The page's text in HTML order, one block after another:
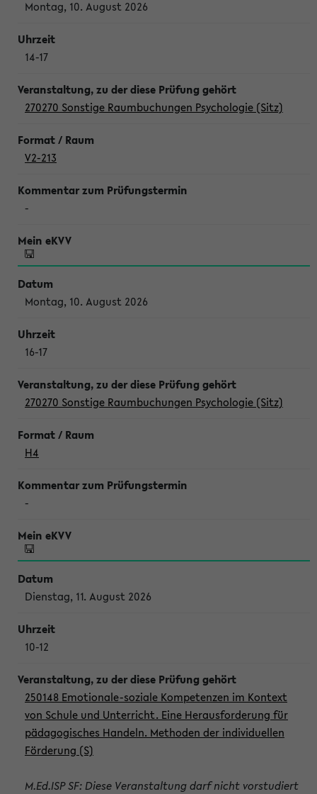
Montag, 10. August 2026
14-17
270270 Sonstige Raumbuchungen Psychologie (Sitz)
V2-213
-
Montag, 10. August 2026
16-17
270270 Sonstige Raumbuchungen Psychologie (Sitz)
H4
-
Dienstag, 11. August 2026
10-12
250148 Emotionale-soziale Kompetenzen im Kontext
von Schule und Unterricht. Eine Herausforderung für
pädagogisches Handeln. Methoden der individuellen
Förderung (S)
M.Ed.ISP SF: Diese Veranstaltung darf nicht vorstudiert